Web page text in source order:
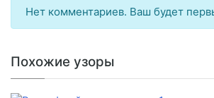
Нет комментариев. Ваш будет
Похожие узоры